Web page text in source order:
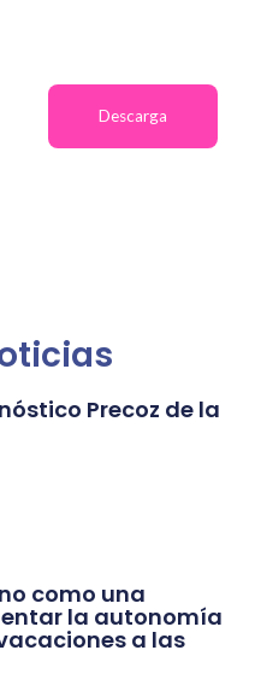
Descarga
Precoz de la
como una
la autonomía
a las